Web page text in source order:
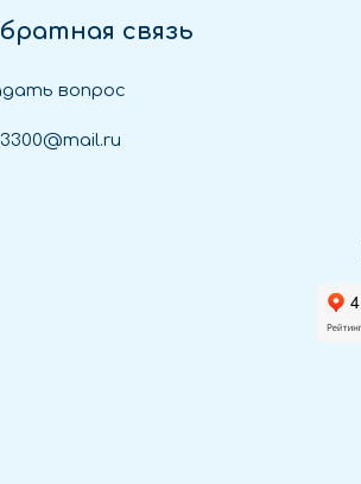
связь
вопрос